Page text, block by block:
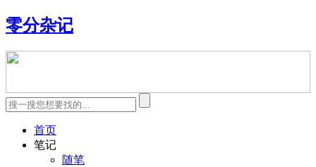
零分杂记
首页
笔记
随笔